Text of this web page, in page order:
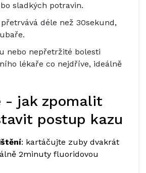
sladkých potravin.
déle než 30sekund,
nebo nepřetržité bolesti
lékaře co nejdříve, ideálně
- jak zpomalit
postup kazu
: kartáčujte zuby dvakrát
2minuty fluoridovou